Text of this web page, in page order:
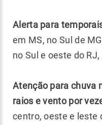
Alerta para
em MS, no Sul de
no Sul e oeste do
Atenção para chuva
raios e vento por
centro, oeste e leste